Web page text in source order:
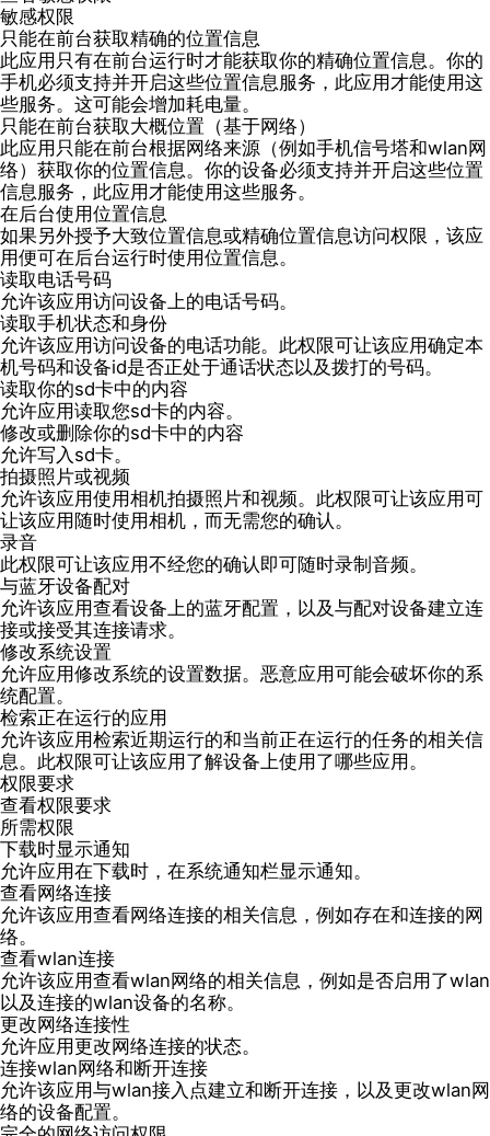
敏感权限
只能在前台获取精确的位置信息
此应用只有在前台运行时才能获取你的精确位置信息。你的
手机必须支持并开启这些位置信息服务，此应用才能使用这
些服务。这可能会增加耗电量。
只能在前台获取大概位置（基于网络）
此应用只能在前台根据网络来源（例如手机信号塔和wlan网
络）获取你的位置信息。你的设备必须支持并开启这些位置
信息服务，此应用才能使用这些服务。
在后台使用位置信息
如果另外授予大致位置信息或精确位置信息访问权限，该应
用便可在后台运行时使用位置信息。
读取电话号码
允许该应用访问设备上的电话号码。
读取手机状态和身份
允许该应用访问设备的电话功能。此权限可让该应用确定本
机号码和设备id是否正处于通话状态以及拨打的号码。
读取你的sd卡中的内容
允许应用读取您sd卡的内容。
修改或删除你的sd卡中的内容
允许写入sd卡。
拍摄照片或视频
允许该应用使用相机拍摄照片和视频。此权限可让该应用可
让该应用随时使用相机，而无需您的确认。
录音
此权限可让该应用不经您的确认即可随时录制音频。
与蓝牙设备配对
允许该应用查看设备上的蓝牙配置，以及与配对设备建立连
接或接受其连接请求。
修改系统设置
允许应用修改系统的设置数据。恶意应用可能会破坏你的系
统配置。
检索正在运行的应用
允许该应用检索近期运行的和当前正在运行的任务的相关信
息。此权限可让该应用了解设备上使用了哪些应用。
权限要求
查看权限要求
所需权限
下载时显示通知
允许应用在下载时，在系统通知栏显示通知。
查看网络连接
允许该应用查看网络连接的相关信息，例如存在和连接的网
络。
查看wlan连接
允许该应用查看wlan网络的相关信息，例如是否启用了wlan
以及连接的wlan设备的名称。
更改网络连接性
允许应用更改网络连接的状态。
连接wlan网络和断开连接
允许该应用与wlan接入点建立和断开连接，以及更改wlan网
络的设备配置。